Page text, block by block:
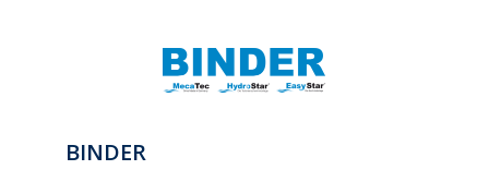
BINDER